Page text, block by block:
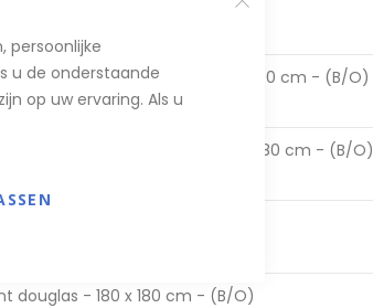
persoonlijke
u de onderstaande
op uw ervaring. Als u
grenen geïmpregneerd - 180 x 90 cm - (B/O)
grenen geïmpregneerd - 180 x 180 cm - (B/O)
douglas - 180 x 180 cm - (B/O)